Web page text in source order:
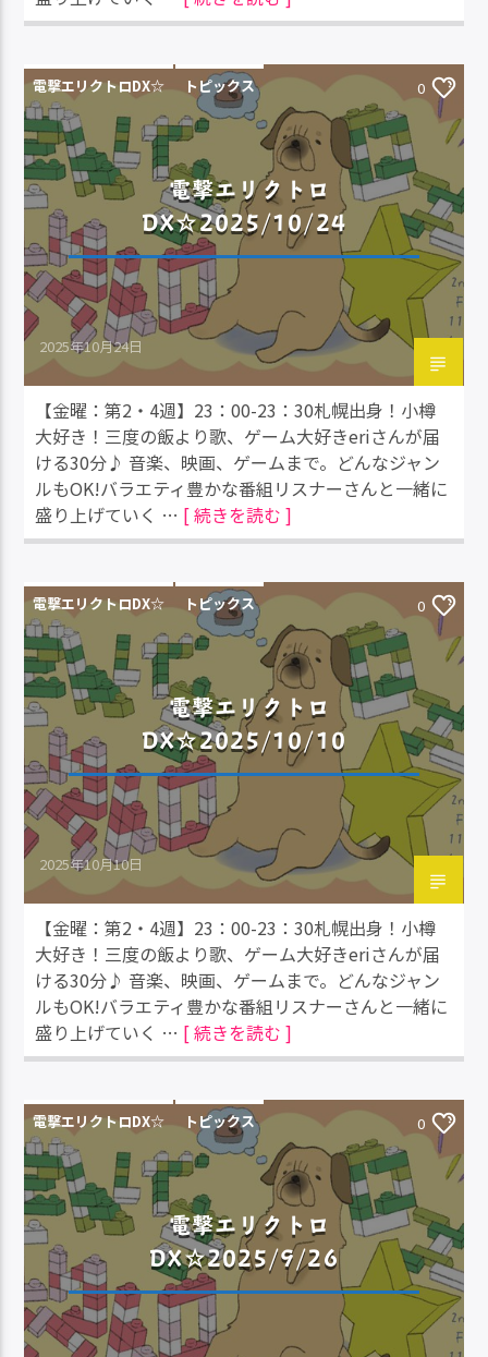
電撃エリクトロDX☆ トピックス 0
電撃エリクトロ
DX☆2025/10/24
2025年10月24日
【金曜：第2・4週】23：00-23：30札幌出身！小樽
大好き！三度の飯より歌、ゲーム大好きeriさんが届
ける30分♪ 音楽、映画、ゲームまで。どんなジャン
ルもOK!バラエティ豊かな番組リスナーさんと一緒に
盛り上げていく … [ 続きを読む ]
電撃エリクトロDX☆ トピックス 0
電撃エリクトロ
DX☆2025/10/10
2025年10月10日
【金曜：第2・4週】23：00-23：30札幌出身！小樽
大好き！三度の飯より歌、ゲーム大好きeriさんが届
ける30分♪ 音楽、映画、ゲームまで。どんなジャン
ルもOK!バラエティ豊かな番組リスナーさんと一緒に
盛り上げていく … [ 続きを読む ]
電撃エリクトロDX☆ トピックス 0
電撃エリクトロ
DX☆2025/9/26